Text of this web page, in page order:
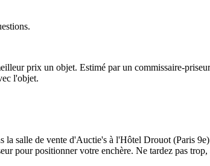
prix un objet. Estimé par un commissaire-
l'objet.
la salle de vente d'Auctie's à l'Hôtel Drouot (Paris
pour positionner votre enchère. Ne tardez pas